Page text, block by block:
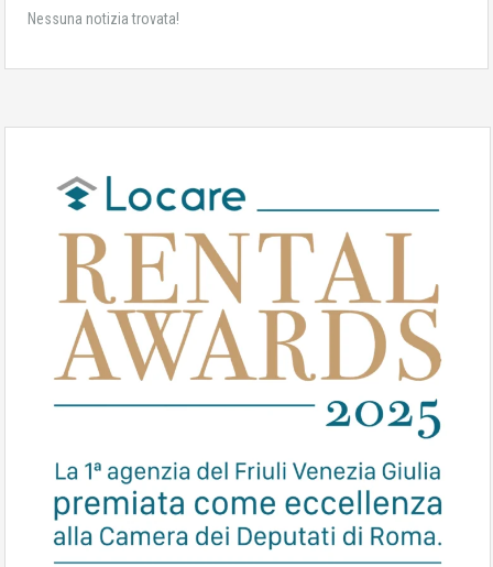
Nessuna notizia trovata!